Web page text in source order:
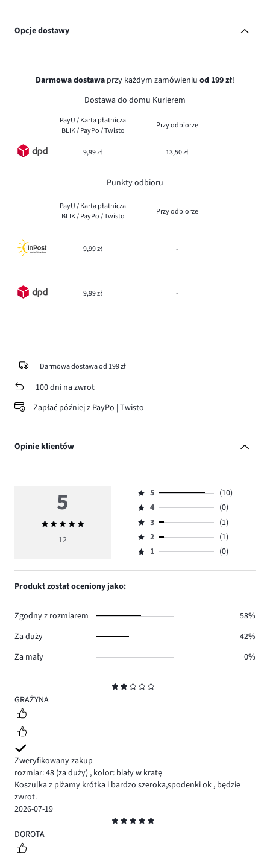
Opcje dostawy
Darmowa dostawa przy każdym zamówieniu od 199 zł!
Dostawa do domu Kurierem
PayU / Karta płatnicza
BLIK / PayPo / Twisto
Przy odbiorze
9,99 zł 13,50 zł
Punkty odbioru
PayU / Karta płatnicza
BLIK / PayPo / Twisto
Przy odbiorze
9,99 zł -
9,99 zł -
Darmowa dostawa od 199 zł
100 dni na zwrot
Zapłać później z PayPo | Twisto
Opinie klientów
2
GRAŻYNA
Zweryfikowany zakup
rozmiar: 48 (za duży) , kolor: biały w kratę
Koszulka z piżamy krótka i bardzo szeroka,spodenki ok , będzie
zwrot.
2026-07-19
5
DOROTA
5
Średnia
ocena
12
Ocena
5,
ilość
głosów
10.
5
(10)
Ocena
4,
ilość
głosów
4
(0)
Ocena
3,
ilość
3
(1)
Ocena
2,
2
(1)
Ocena
1,
1 (0)
Produkt został oceniony jako:
Zgodny z rozmiarem
58%
Za duży
42%
Za mały
0%